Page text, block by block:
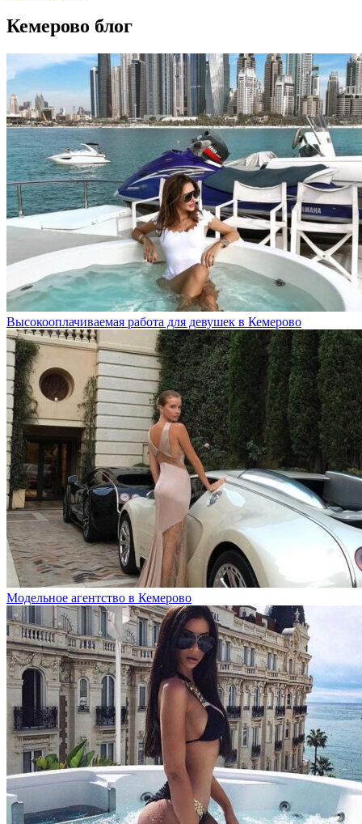
Кемерово блог
Высокооплачиваемая работа для девушек в Кемерово
Модельное агентство в Кемерово